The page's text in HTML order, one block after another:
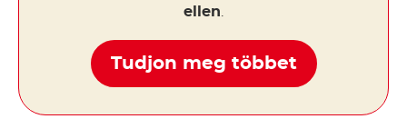
ellen
Tudjon meg többet